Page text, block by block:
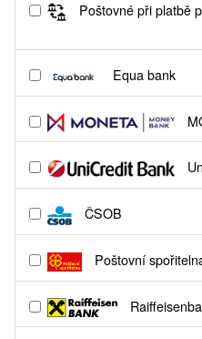
Poštovné při platbě
Equa bank
ČSOB
Poštovní